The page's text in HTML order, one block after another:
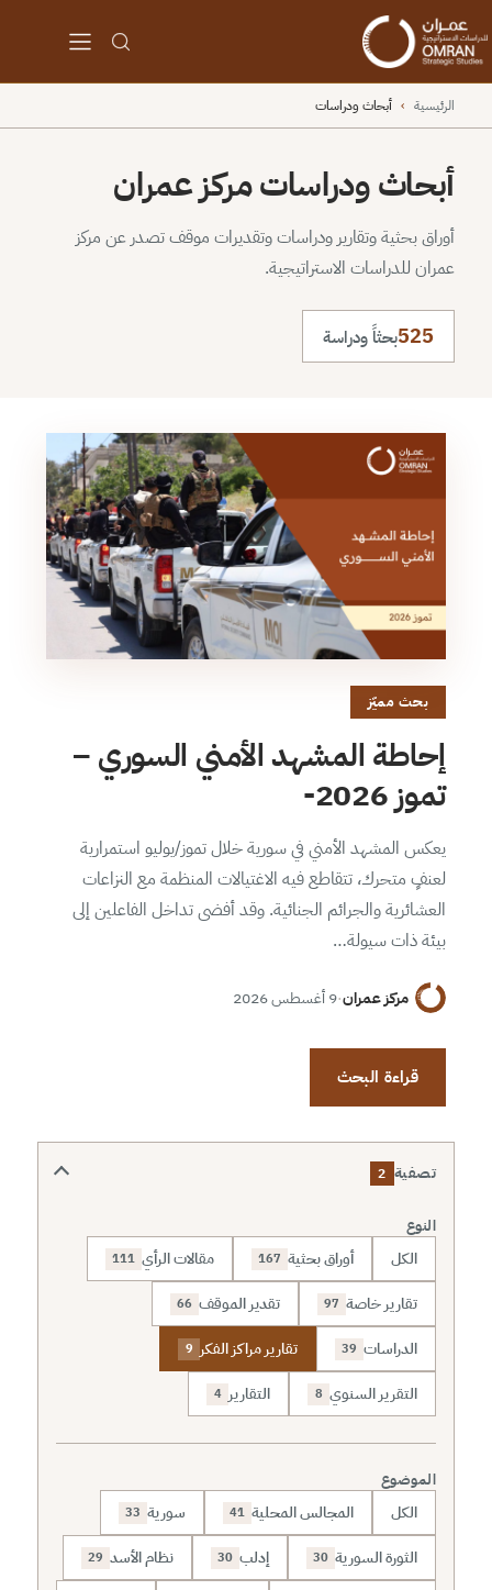
الرئيسية › أبحاث ودراسات
أبحاث ودراسات مركز عمران
أوراق بحثية وتقارير ودراسات وتقديرات موقف تصدر عن مركز
عمران للدراسات الاستراتيجية.
525بحثاً ودراسة
بحث مميّز
إحاطة المشهد الأمني السوري –
تموز 2026-
يعكس المشهد الأمني في سورية خلال تموز/يوليو استمرارية
لعنفٍ متحرك، تتقاطع فيه الاغتيالات المنظمة مع النزاعات
العشائرية والجرائم الجنائية. وقد أفضى تداخل الفاعلين إلى
بيئة ذات سيولة…
مركز عمران·9 أغسطس 2026
قراءة البحث
تصفية 2
النوع
الكل أوراق بحثية 167 مقالات الرأي 111
تقارير خاصة 97 تقدير الموقف 66
الدراسات 39 تقارير مراكز الفكر 9
التقرير السنوي 8 التقارير 4
الموضوع
الكل المجالس المحلية 41 سورية 33
الثورة السورية 30 إدلب 30 نظام الأسد 29